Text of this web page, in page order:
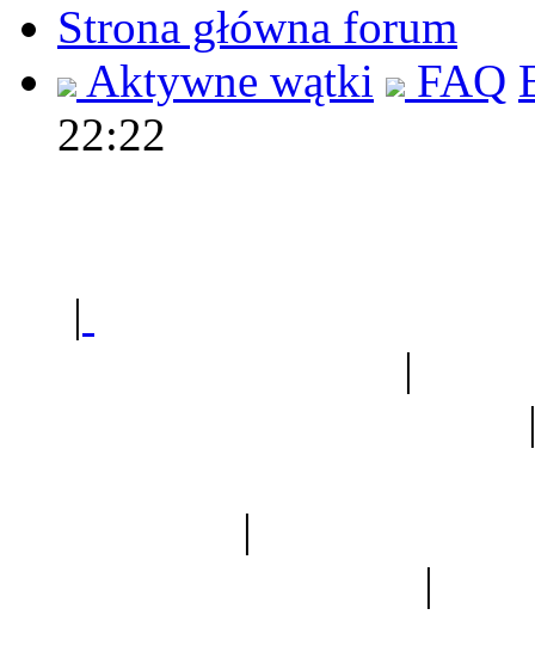
Strona główna forum
Aktywne wątki
FAQ
22:22
|
|
|
|